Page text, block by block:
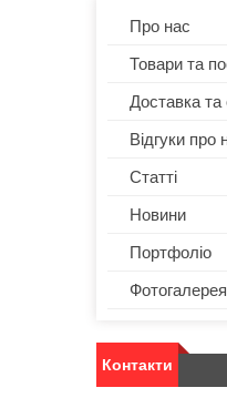
Про нас
Товари та
Доставка та
Відгуки про
Статті
Новини
Портфоліо
Фотогалерея
Контакти